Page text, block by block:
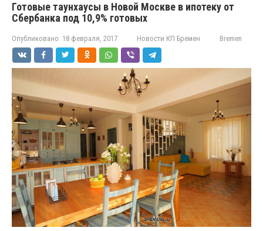
Готовые таунхаусы в Новой Москве в ипотеку от
Сбербанка под 10,9% готовых
Опубликовано: 18 февраля, 2017 Новости КП Бремен Bremen